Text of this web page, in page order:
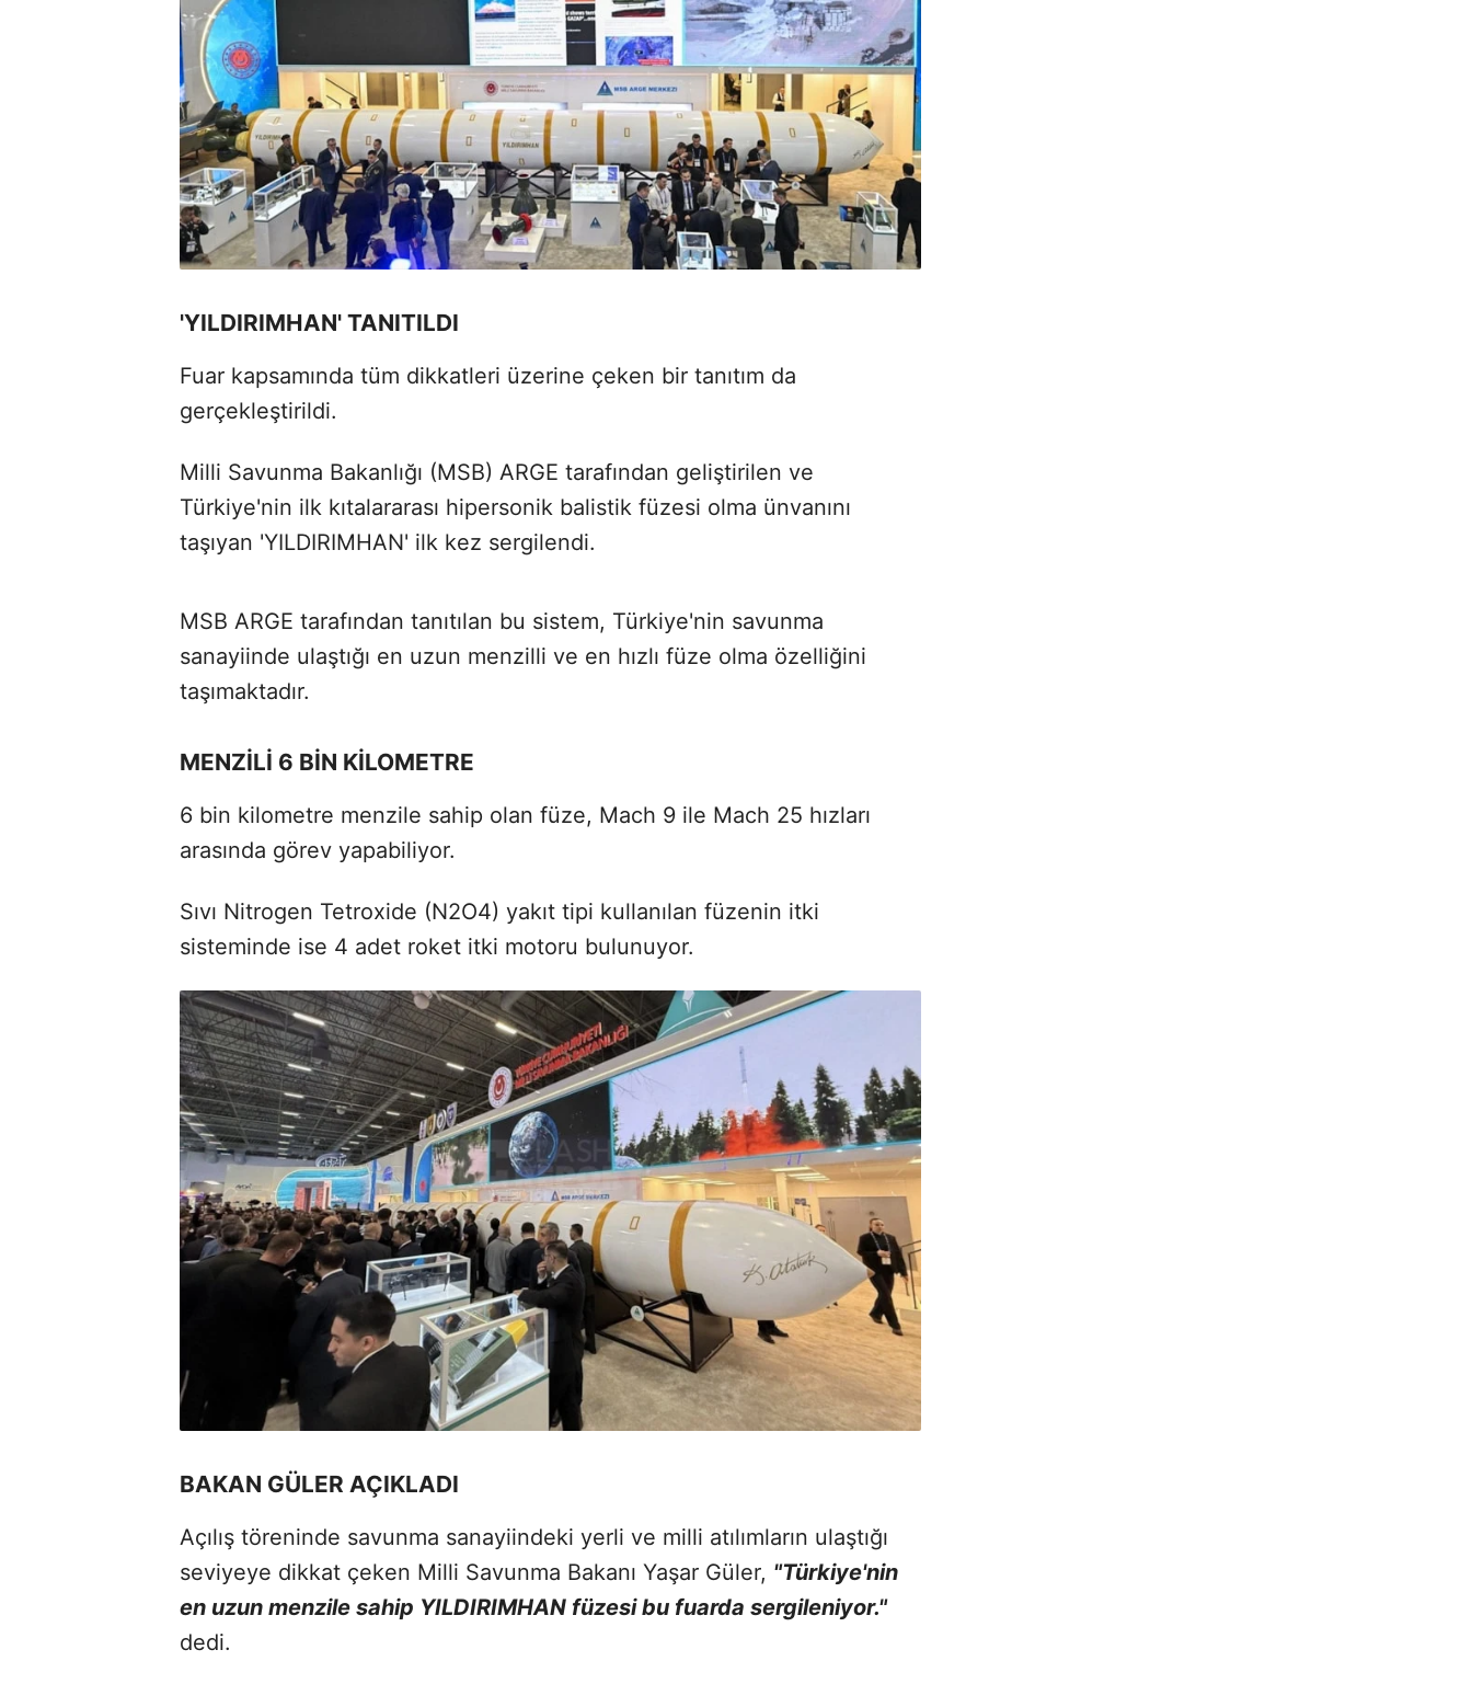
'YILDIRIMHAN' TANITILDI
Fuar kapsamında tüm dikkatleri üzerine çeken bir tanıtım da
gerçekleştirildi.
Milli Savunma Bakanlığı (MSB) ARGE tarafından geliştirilen ve
Türkiye'nin ilk kıtalararası hipersonik balistik füzesi olma ünvanını
taşıyan 'YILDIRIMHAN' ilk kez sergilendi.
MSB ARGE tarafından tanıtılan bu sistem, Türkiye'nin savunma
sanayiinde ulaştığı en uzun menzilli ve en hızlı füze olma özelliğini
taşımaktadır.
MENZİLİ 6 BİN KİLOMETRE
6 bin kilometre menzile sahip olan füze, Mach 9 ile Mach 25 hızları
arasında görev yapabiliyor.
Sıvı Nitrogen Tetroxide (N2O4) yakıt tipi kullanılan füzenin itki
sisteminde ise 4 adet roket itki motoru bulunuyor.
BAKAN GÜLER AÇIKLADI
Açılış töreninde savunma sanayiindeki yerli ve milli atılımların ulaştığı
seviyeye dikkat çeken Milli Savunma Bakanı Yaşar Güler, "Türkiye'nin
en uzun menzile sahip YILDIRIMHAN füzesi bu fuarda sergileniyor."
dedi.